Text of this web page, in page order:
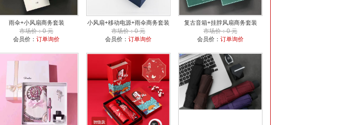
雨伞+小风扇商务套装
市场价：0 元
会员价： 订单询价
小风扇+移动电源+雨伞商务套装
市场价：0 元
会员价： 订单询价
复古音箱+挂脖风扇商务套装
市场价：0 元
会员价： 订单询价